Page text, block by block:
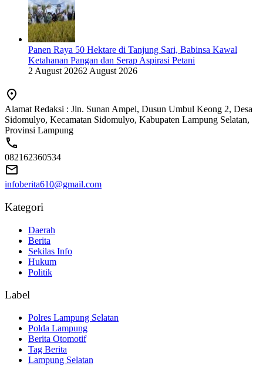
Panen Raya 50 Hektare di Tanjung Sari, Babinsa Kawal
Ketahanan Pangan dan Serap Aspirasi Petani
2 August 20262 August 2026
Alamat Redaksi : Jln. Sunan Ampel, Dusun Umbul Keong 2, Desa
Sidomulyo, Kecamatan Sidomulyo, Kabupaten Lampung Selatan,
Provinsi Lampung
082162360534
infoberita610@gmail.com
Kategori
Daerah
Berita
Sekilas Info
Hukum
Politik
Label
Polres Lampung Selatan
Polda Lampung
Berita Otomotif
Tag Berita
Lampung Selatan